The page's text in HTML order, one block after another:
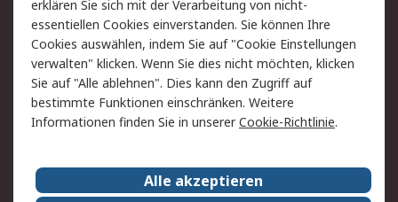
RS Verkaufs- und
Lieferbedingungen
Datenschutz
Cookie-Richtlinie
Zahlungsbedingungen
Impressum
Webseite Konditionen
RS weltweit
erklären Sie sich mit der Verarbeitung von nicht-
essentiellen Cookies einverstanden. Sie können Ihre
Cookies auswählen, indem Sie auf "Cookie Einstellungen
verwalten" klicken. Wenn Sie dies nicht möchten, klicken
Sie auf "Alle ablehnen". Dies kann den Zugriff auf
bestimmte Funktionen einschränken. Weitere
Informationen finden Sie in unsererCookie-Richtlinie.
Alle akzeptieren